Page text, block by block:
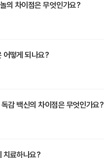
의 차이점은 무엇인가요?
어떻게 되나요?
감 백신의 차이점은 무엇인가요?
치료하나요?